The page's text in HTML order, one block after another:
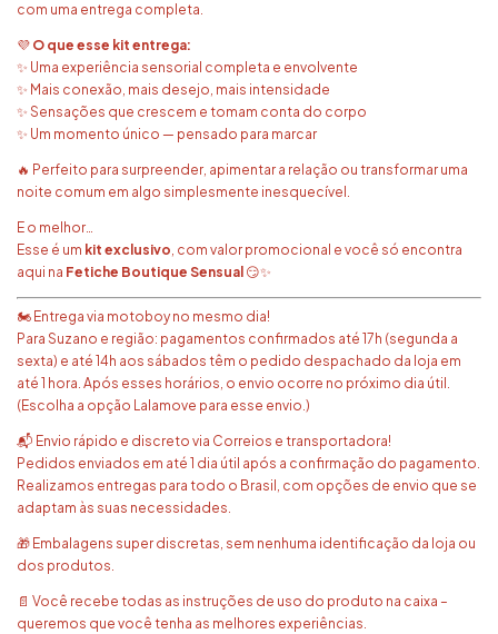
com uma entrega completa.
💜 O que esse kit entrega:
✨ Uma experiência sensorial completa e envolvente
✨ Mais conexão, mais desejo, mais intensidade
✨ Sensações que crescem e tomam conta do corpo
✨ Um momento único — pensado para marcar
🔥 Perfeito para surpreender, apimentar a relação ou transformar uma
noite comum em algo simplesmente inesquecível.
E o melhor…
Esse é um kit exclusivo, com valor promocional e você só encontra
aqui na Fetiche Boutique Sensual 😏✨
🏍️ Entrega via motoboy no mesmo dia!
Para Suzano e região: pagamentos confirmados até 17h (segunda a
sexta) e até 14h aos sábados têm o pedido despachado da loja em
até 1 hora. Após esses horários, o envio ocorre no próximo dia útil.
(Escolha a opção Lalamove para esse envio.)
📬 Envio rápido e discreto via Correios e transportadora!
Pedidos enviados em até 1 dia útil após a confirmação do pagamento.
Realizamos entregas para todo o Brasil, com opções de envio que se
adaptam às suas necessidades.
🎁 Embalagens super discretas, sem nenhuma identificação da loja ou
dos produtos.
📄 Você recebe todas as instruções de uso do produto na caixa –
queremos que você tenha as melhores experiências.